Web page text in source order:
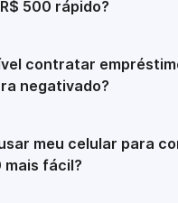
500 rápido?
contratar
negativado?
meu celular para
mais fácil?